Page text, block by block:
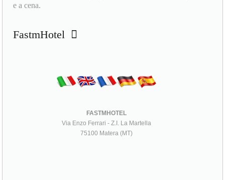
e a cena.
FastmHotel
FASTMHOTEL
Via Enzo Ferrari - Z.I. La Martella
75100 Matera (MT)